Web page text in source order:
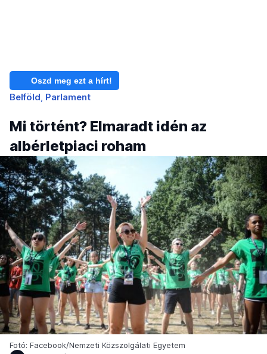
Oszd meg ezt a hírt!
Belföld Parlament
Mi történt? Elmaradt idén az
albérletpiaci roham
Fotó: Facebook/Nemzeti Közszolgálati Egyetem